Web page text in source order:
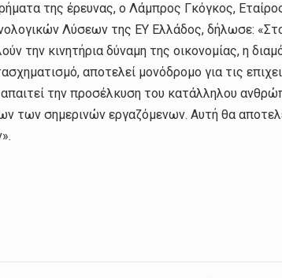
της έρευνας, ο Λάμπρος Γκόγκος,
Λύσεων της EY Ελλάδος, δήλωσε:
την κινητήρια δύναμη της οικονομίας, η
αποτελεί μονόδρομο για τις
την προσέλκυση του κατάλληλου
των σημερινών εργαζόμενων. Αυτή θα